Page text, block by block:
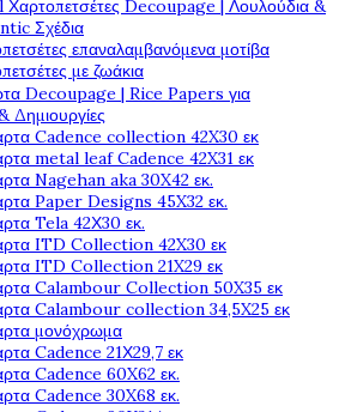
Decoupage | Λουλούδια &
Σχέδια
επαναλαμβανόμενα μοτίβα
με ζωάκια
Decoupage | Rice Papers για
Δημιουργίες
Cadence collection 42X30 εκ
metal leaf Cadence 42X31 εκ
Nagehan aka 30X42 εκ.
Paper Designs 45X32 εκ.
Tela 42Χ30 εκ.
ITD Collection 42X30 εκ
ITD Collection 21X29 εκ
Calambour Collection 50X35 εκ
Calambour collection 34,5X25 εκ
μονόχρωμα
Cadence 21Χ29,7 εκ
Cadence 60X62 εκ.
Cadence 30X68 εκ.